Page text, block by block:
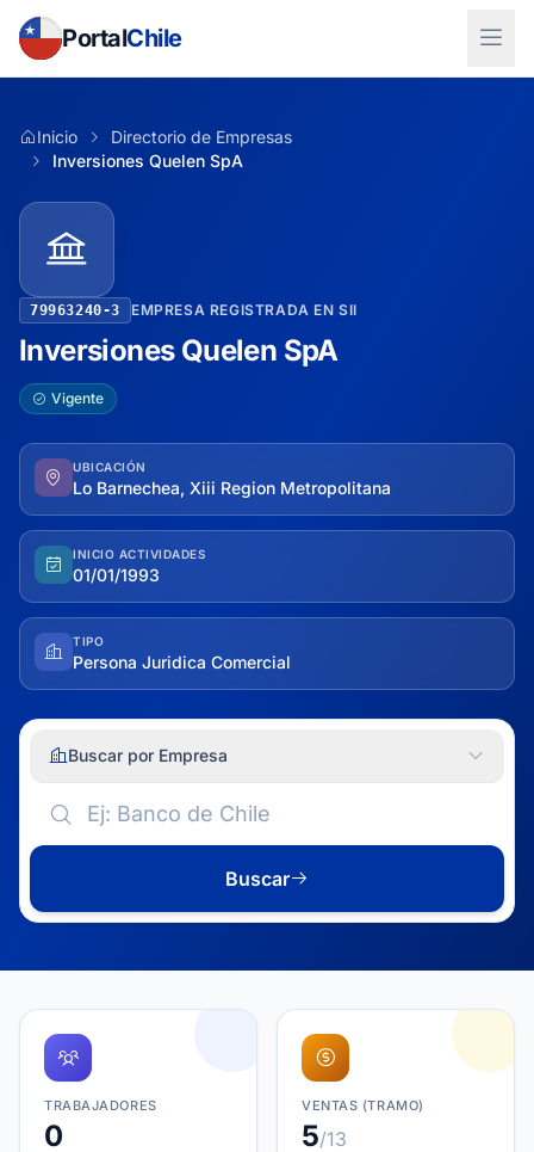
PortalChile
Inicio
Directorio de Empresas
Inversiones Quelen SpA
79963240-3 EMPRESA REGISTRADA EN SII
Inversiones Quelen SpA
Vigente
UBICACIÓN
Lo Barnechea, Xiii Region Metropolitana
INICIO ACTIVIDADES
01/01/1993
TIPO
Persona Juridica Comercial
Buscar por Empresa
Buscar
TRABAJADORES
0
VENTAS (TRAMO)
5/13